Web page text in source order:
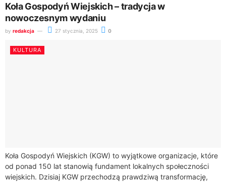
Koła Gospodyń Wiejskich – tradycja w
nowoczesnym wydaniu
by redakcja 27 stycznia, 2025 0
KULTURA
Koła Gospodyń Wiejskich (KGW) to wyjątkowe organizacje, które
od ponad 150 lat stanowią fundament lokalnych społeczności
wiejskich. Dzisiaj KGW przechodzą prawdziwą transformację,